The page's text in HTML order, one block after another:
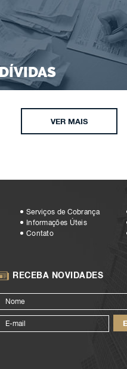
VER MAIS
Serviços de Cobrança
Informações Úteis
Contato
RECEBA NOVIDADES